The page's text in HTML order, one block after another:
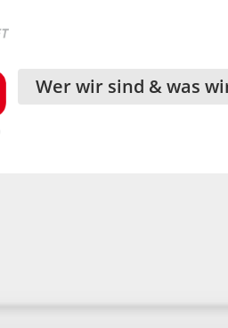
Wer wir sind & was